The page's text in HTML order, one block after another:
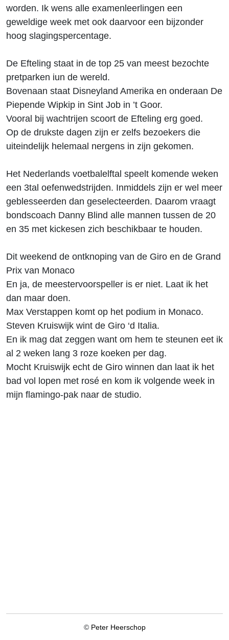
worden. Ik wens alle examenleerlingen een
geweldige week met ook daarvoor een bijzonder
hoog slagingspercentage.
De Efteling staat in de top 25 van meest bezochte
pretparken iun de wereld.
Bovenaan staat Disneyland Amerika en onderaan De
Piepende Wipkip in Sint Job in ’t Goor.
Vooral bij wachtrijen scoort de Efteling erg goed.
Op de drukste dagen zijn er zelfs bezoekers die
uiteindelijk helemaal nergens in zijn gekomen.
Het Nederlands voetbalelftal speelt komende weken
een 3tal oefenwedstrijden. Inmiddels zijn er wel meer
geblesseerden dan geselecteerden. Daarom vraagt
bondscoach Danny Blind alle mannen tussen de 20
en 35 met kickesen zich beschikbaar te houden.
Dit weekend de ontknoping van de Giro en de Grand
Prix van Monaco
En ja, de meestervoorspeller is er niet. Laat ik het
dan maar doen.
Max Verstappen komt op het podium in Monaco.
Steven Kruiswijk wint de Giro ‘d Italia.
En ik mag dat zeggen want om hem te steunen eet ik
al 2 weken lang 3 roze koeken per dag.
Mocht Kruiswijk echt de Giro winnen dan laat ik het
bad vol lopen met rosé en kom ik volgende week in
mijn flamingo-pak naar de studio.
© Peter Heerschop